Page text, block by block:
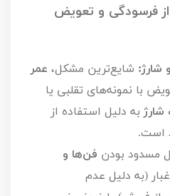
فرسودگی و تعویض
شارژ: شایع‌ترین مشکل، عمر
با نمونه‌های تقلبی یا
به دلیل استفاده از
است.
مسدود بودن فن‌ها و
(به دلیل عدم